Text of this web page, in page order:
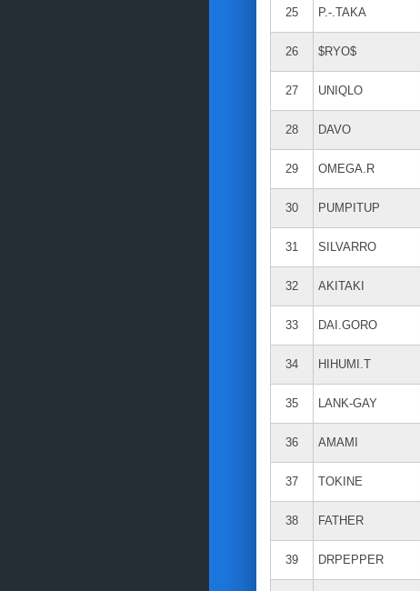
25 P.-.TAKA
26 $RYO$
27 UNIQLO
28 DAVO
29 OMEGA.R
30 PUMPITUP
31 SILVARRO
32 AKITAKI
33 DAI.GORO
34 HIHUMI.T
35 LANK-GAY
36 AMAMI
37 TOKINE
38 FATHER
39 DRPEPPER